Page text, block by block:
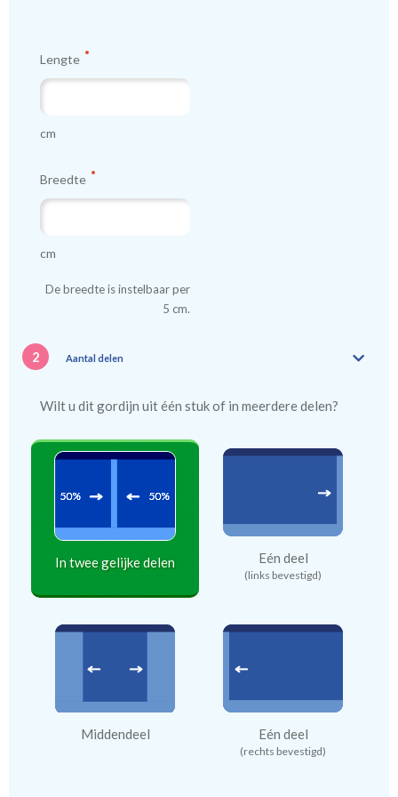
Laat voor aangename verduistering en isolatie de
kindergordijnen voeren: een verschil van dag en nacht!
Lengte
cm
Breedte
cm
De breedte is instelbaar per
5 cm.
2 Aantal delen
Wilt u dit gordijn uit één stuk of in meerdere delen?
In twee gelijke delen Eén deel
(links bevestigd)
Middendeel Eén deel
(rechts bevestigd)